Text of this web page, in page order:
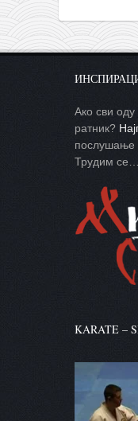
Ако сви
ратник?
послушање
Трудим се…
KARATE –